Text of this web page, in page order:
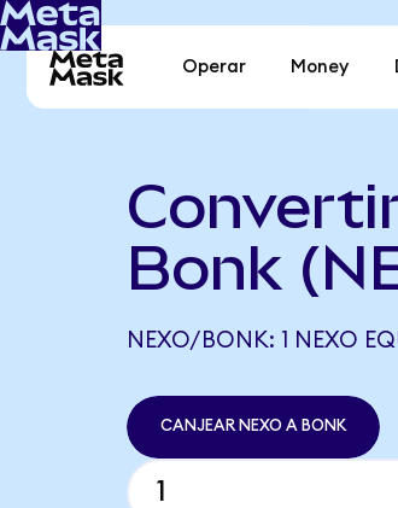
Operar Money
Bonk
NEXO/BONK: 1 NEXO
CANJEAR NEXO A BONK